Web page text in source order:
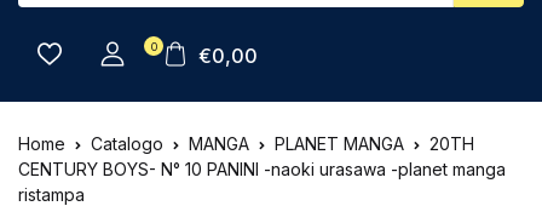
0 €0,00
Home Catalogo MANGA PLANET MANGA
20TH
CENTURY BOYS- N° 10 PANINI -naoki urasawa -planet manga
ristampa